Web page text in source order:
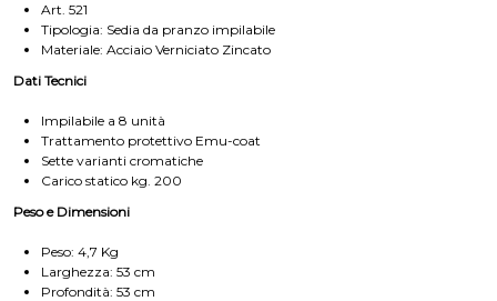
Art. 521
Tipologia: Sedia da pranzo impilabile
Materiale: Acciaio Verniciato Zincato
Dati Tecnici
Impilabile a 8 unità
Trattamento protettivo Emu-coat
Sette varianti cromatiche
Carico statico kg. 200
Peso e Dimensioni
Peso: 4,7 Kg
Larghezza: 53 cm
Profondità: 53 cm